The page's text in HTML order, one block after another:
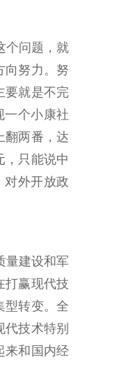
个问题，就
向努力。努
要就是不完
一个小康社
翻两番，达
，只能说中
对外开放政
量建设和军
打赢现代技
型转变。全
技术特别
来和国内经